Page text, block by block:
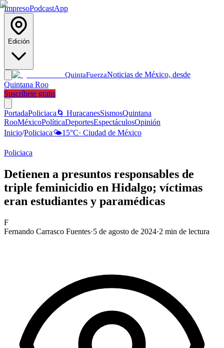
ImpresoPodcastApp
Edición
QuintaFuerzaNoticias de México, desde
Quintana Roo
Suscríbete gratis
PortadaPoliciaca 🌀 HuracanesSismosQuintana
RooMéxicoPolíticaDeportesEspectáculosOpinión
Inicio/Policiaca🌤️15°C· Ciudad de México
Policiaca
Detienen a presuntos responsables de
triple feminicidio en Hidalgo; víctimas
eran estudiantes y paramédicas
F
Fernando Carrasco Fuentes·5 de agosto de 2024·2 min de lectura